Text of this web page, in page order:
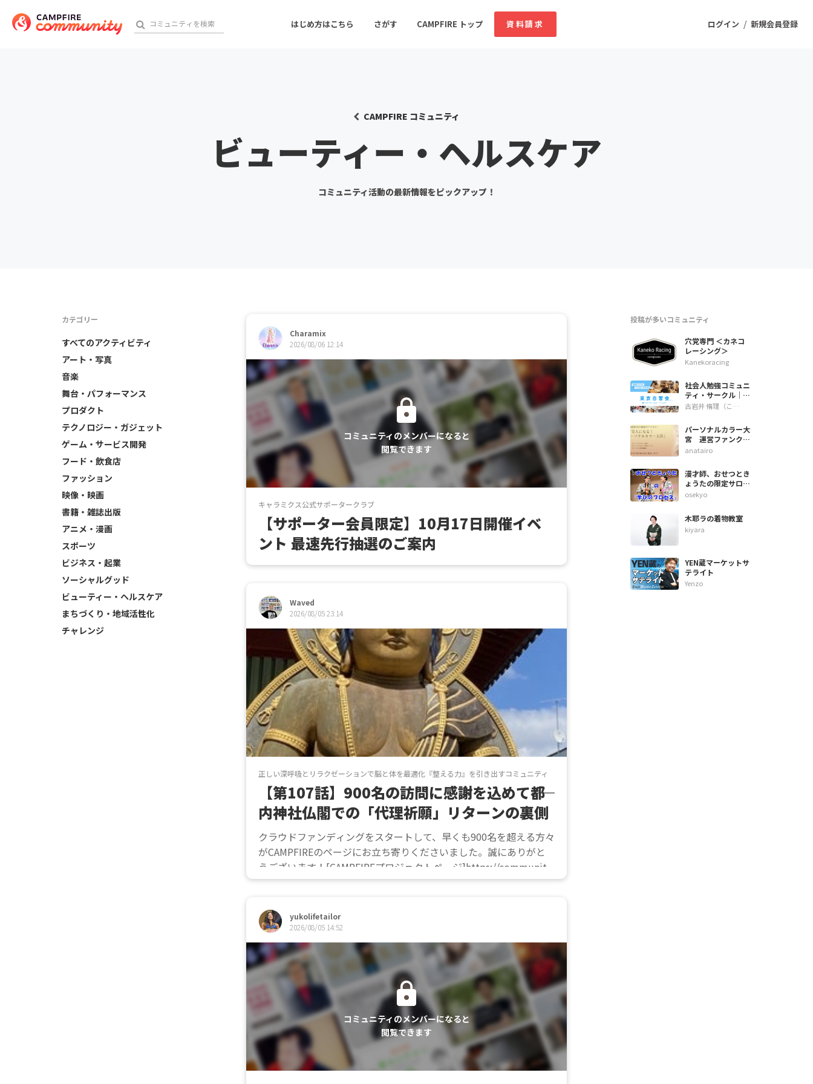
ログイン / 新規会員登録
はじめ方はこちら さがす CAMPFIRE トップ 資料請求
音楽 舞台・パフォーマンス
ゲーム・サービス開発
書籍・雑誌出版 アニメ・漫画
CAMPFIRE コミュニティ
ビューティー・ヘルスケア
コミュニティ活動の最新情報をピックアップ！
カテゴリー
すべてのアクティビティ
アート・写真
音楽
舞台・パフォーマンス
プロダクト
テクノロジー・ガジェット
ゲーム・サービス開発
フード・飲食店
ファッション
映像・映画
書籍・雑誌出版
アニメ・漫画
スポーツ
ビジネス・起業
ソーシャルグッド
ビューティー・ヘルスケア
まちづくり・地域活性化
チャレンジ
投稿が多いコミュニティ
穴党専門 ＜カネコ
レーシング＞
Kanekoracing
社会人勉強コミュニ
ティ・サークル｜東
京自習会
古岩井 脩理（こいわい しゅり）
パーソナルカラー大
宮 運営ファンクラ
ブ
anatairo
漫才師、おせつとき
ょうたの限定サロン
『学びのプロセス』
osekyo
木耶ラの着物教室
kiyara
YEN蔵マーケットサ
テライト
Yenzo
Charamix
2026/08/06 12:14
コミュニティのメンバーになると
閲覧できます
キャラミクス公式サポータークラブ
【サポーター会員限定】10月17日開催イベ
ント 最速先行抽選のご案内
Waved
2026/08/05 23:14
正しい深呼吸とリラクゼーションで脳と体を最適化『整える力』を引き出すコミュニティ
【第107話】900名の訪問に感謝を込めて――都
内神社仏閣での「代理祈願」リターンの裏側
クラウドファンディングをスタートして、早くも900名を超える方々
がCAMPFIREのページにお立ち寄りくださいました。誠にありがと
うございます！[CAMPFIREプロジェクトページ]https://community.
camp-fire.jp/projects/view/971256今回は、支...
yukolifetailor
2026/08/05 14:52
コミュニティのメンバーになると
閲覧できます